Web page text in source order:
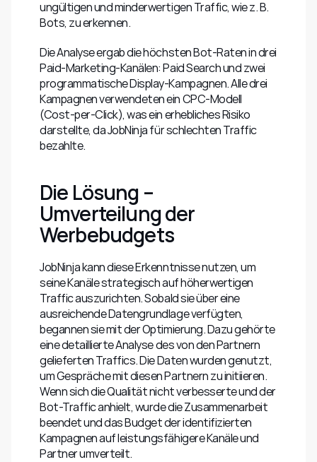
ungültigen und minderwertigen Traffic, wie z. B.
Bots, zu erkennen.
Die Analyse ergab die höchsten Bot-Raten in drei
Paid-Marketing-Kanälen: Paid Search und zwei
programmatische Display-Kampagnen. Alle drei
Kampagnen verwendeten ein CPC-Modell
(Cost-per-Click), was ein erhebliches Risiko
darstellte, da JobNinja für schlechten Traffic
bezahlte.
Die Lösung –
Umverteilung der
Werbebudgets
JobNinja kann diese Erkenntnisse nutzen, um
seine Kanäle strategisch auf höherwertigen
Traffic auszurichten. Sobald sie über eine
ausreichende Datengrundlage verfügten,
begannen sie mit der Optimierung. Dazu gehörte
eine detaillierte Analyse des von den Partnern
gelieferten Traffics. Die Daten wurden genutzt,
um Gespräche mit diesen Partnern zu initiieren.
Wenn sich die Qualität nicht verbesserte und der
Bot-Traffic anhielt, wurde die Zusammenarbeit
beendet und das Budget der identifizierten
Kampagnen auf leistungsfähigere Kanäle und
Partner umverteilt.